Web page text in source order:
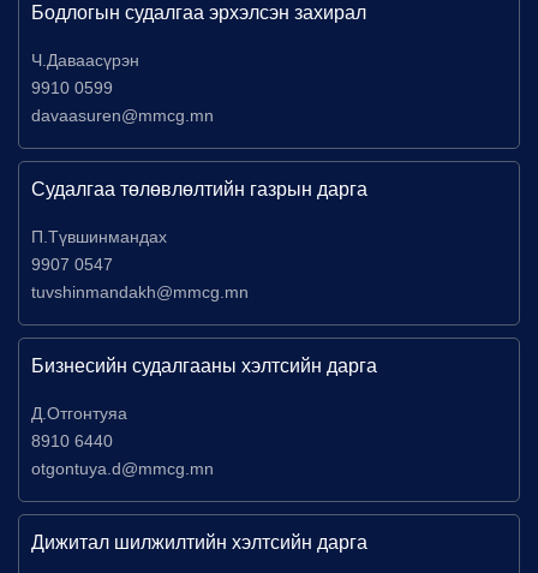
Бодлогын судалгаа эрхэлсэн захирал
Ч.Даваасүрэн
9910 0599
davaasuren@mmcg.mn
Судалгаа төлөвлөлтийн газрын дарга
П.Түвшинмандах
9907 0547
tuvshinmandakh@mmcg.mn
Бизнесийн судалгааны хэлтсийн дарга
Д.Отгонтуяа
8910 6440
otgontuya.d@mmcg.mn
Дижитал шилжилтийн хэлтсийн дарга